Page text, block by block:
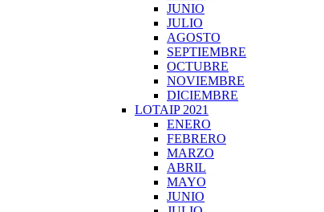
JUNIO
JULIO
AGOSTO
SEPTIEMBRE
OCTUBRE
NOVIEMBRE
DICIEMBRE
LOTAIP 2021
ENERO
FEBRERO
MARZO
ABRIL
MAYO
JUNIO